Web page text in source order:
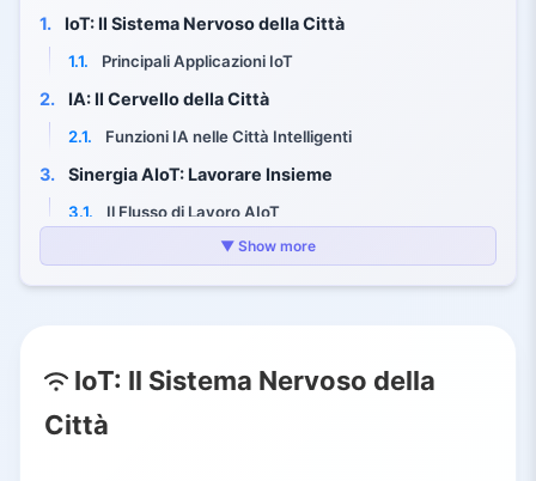
1. IoT: Il Sistema Nervoso della Città
1.1. Principali Applicazioni IoT
2. IA: Il Cervello della Città
2.1. Funzioni IA nelle Città Intelligenti
3. Sinergia AIoT: Lavorare Insieme
3.1. Il Flusso di Lavoro AIoT
Applicazioni nei Sistemi Urbani
4.1. Infrastrutture
4.4.
Sicurezza Pubblica e Salute
4.5.
▼ Show more
IoT: Il Sistema Nervoso della
Città